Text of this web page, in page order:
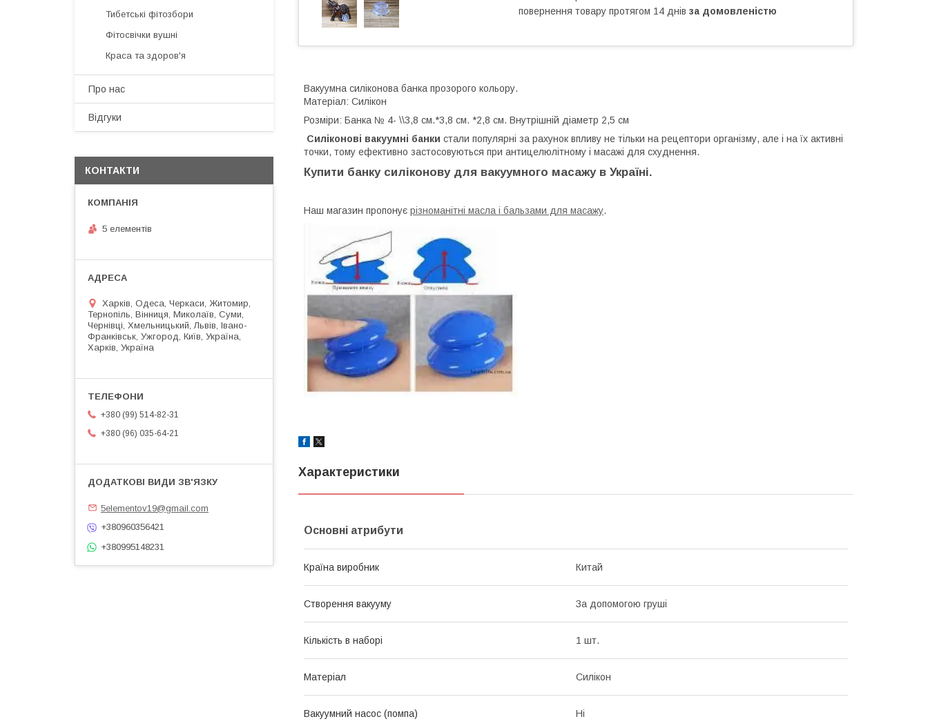
повернення товару протягом 14 днів за домовленістю
Вакуумна силіконова банка прозорого кольору.
Матеріал: Силікон
Розміри: Банка № 4- \\3,8 см.*3,8 см. *2,8 см. Внутрішній діаметр 2,5 см
Силіконові вакуумні банки стали популярні за рахунок впливу не тільки на рецептори організму, але і на їх активні
точки, тому ефективно застосовуються при антицелюлітному і масажі для схуднення.
Купити банку силіконову для вакуумного масажу в Україні.
Наш магазин пропонує різноманітні масла і бальзами для масажу.
Характеристики
Основні атрибути
Країна виробник Китай
Створення вакууму За допомогою груші
Кількість в наборі 1 шт.
Матеріал Силікон
Вакуумний насос (помпа) Ні
Тибетські фітозбори
Фітосвічки вушні
Краса та здоров'я
Про нас
Відгуки
КОНТАКТИ
5 елементів
Харків, Одеса, Черкаси, Житомир,
Тернопіль, Вінниця, Миколаїв, Суми,
Чернівці, Хмельницький, Львів, Івано-
Франківськ, Ужгород, Київ, Україна,
Харків, Україна
+380 (99) 514-82-31
+380 (96) 035-64-21
5elementov19@gmail.com
+380960356421
+380995148231